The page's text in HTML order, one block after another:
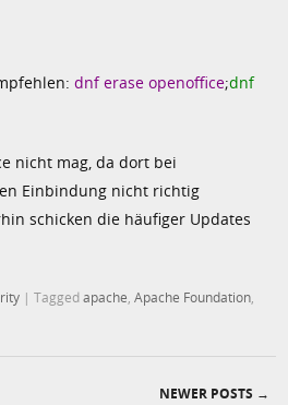
dnf erase openoffice;dnf
nicht mag, da dort bei
Einbindung nicht richtig
schicken die häufiger Updates
|Taggedapache ,Apache Foundation
NEWER POSTS →